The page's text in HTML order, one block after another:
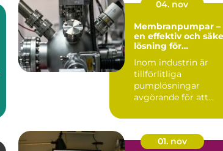
04. nov
Membranpumpar –
en effektiv och
lösning för
pumpbehov
Inom industrin är
tillförlitliga
pumplösningar
avgörande för att
01. nov